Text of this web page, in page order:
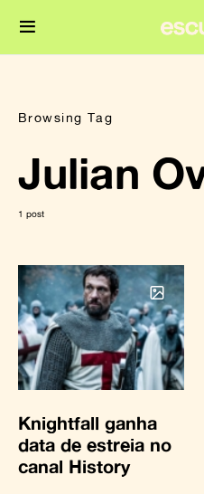
Browsing Tag
Julian
1 post
Knightfall ganha
data de estreia no
canal History